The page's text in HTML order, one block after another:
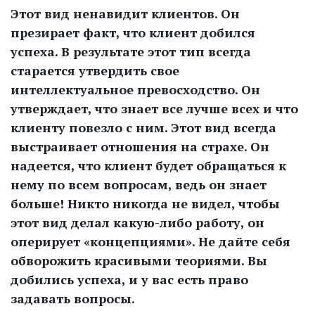
Этот вид ненавидит клиентов. Он
презирает факт, что клиент добился
успеха. В результате этот тип всегда
старается утвердить свое
интеллектуальное превосходство. Он
утверждает, что знает все лучше всех и что
клиенту повезло с ним. Этот вид всегда
выстраивает отношения на страхе. Он
надеется, что клиент будет обращаться к
нему по всем вопросам, ведь он знает
больше! Никто никогда не видел, чтобы
этот вид делал какую-либо работу, он
оперирует «концепциями». Не дайте себя
обворожить красивыми теориями. Вы
добились успеха, и у вас есть право
задавать вопросы.